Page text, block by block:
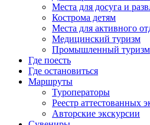
Места для досуга и
Кострома детям
Места для активного
Медицинский туризм
Промышленный туризм
Где поесть
Где остановиться
Маршруты
Туроператоры
Реестр аттестованных
Авторские экскурсии